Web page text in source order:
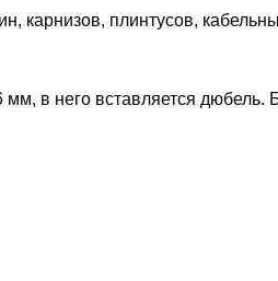
карнизов, плинтусов,
мм, в него вставляется